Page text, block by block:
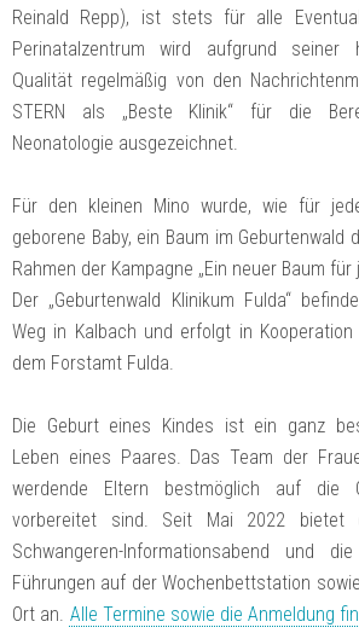
Reinald Repp), ist stets für alle
Perinatalzentrum wird aufgrund seiner
Qualität regelmäßig von den
STERN als „Beste Klinik“ für die
Neonatologie ausgezeichnet.
Für den kleinen Mino wurde, wie für
geborene Baby, ein Baum im Geburtenwald
Rahmen der Kampagne „Ein neuer Baum für
Der „Geburtenwald Klinikum Fulda“
Weg in Kalbach und erfolgt in
dem Forstamt Fulda.
Die Geburt eines Kindes ist ein ganz
Leben eines Paares. Das Team der
werdende Eltern bestmöglich auf die
vorbereitet sind. Seit Mai 2022 bietet
Schwangeren-Informationsabend und
Führungen auf der Wochenbettstation
Ort an. Alle Termine sowie die Anmeldung